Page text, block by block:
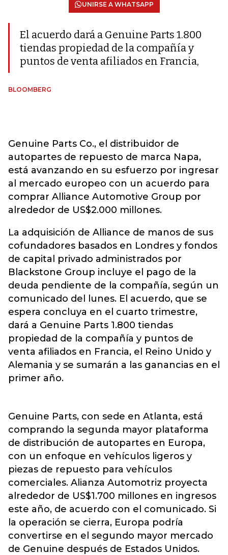
UNIRSE A WHATSAPP
El acuerdo dará a Genuine Parts 1.800
tiendas propiedad de la compañía y
puntos de venta afiliados en Francia,
BLOOMBERG
Genuine Parts Co., el distribuidor de
autopartes de repuesto de marca Napa,
está avanzando en su esfuerzo por ingresar
al mercado europeo con un acuerdo para
comprar Alliance Automotive Group por
alrededor de US$2.000 millones.
La adquisición de Alliance de manos de sus
cofundadores basados en Londres y fondos
de capital privado administrados por
Blackstone Group incluye el pago de la
deuda pendiente de la compañía, según un
comunicado del lunes. El acuerdo, que se
espera concluya en el cuarto trimestre,
dará a Genuine Parts 1.800 tiendas
propiedad de la compañía y puntos de
venta afiliados en Francia, el Reino Unido y
Alemania y se sumarán a las ganancias en el
primer año.
Genuine Parts, con sede en Atlanta, está
comprando la segunda mayor plataforma
de distribución de autopartes en Europa,
con un enfoque en vehículos ligeros y
piezas de repuesto para vehículos
comerciales. Alianza Automotriz proyecta
alrededor de US$1.700 millones en ingresos
este año, de acuerdo con el comunicado. Si
la operación se cierra, Europa podría
convertirse en el segundo mayor mercado
de Genuine después de Estados Unidos.